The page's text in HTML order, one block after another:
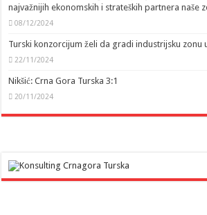
najvažnijih ekonomskih i strateških partnera naše
08/12/2024
Turski konzorcijum želi da gradi industrijsku zonu
22/11/2024
Nikšić: Crna Gora Turska 3:1
20/11/2024